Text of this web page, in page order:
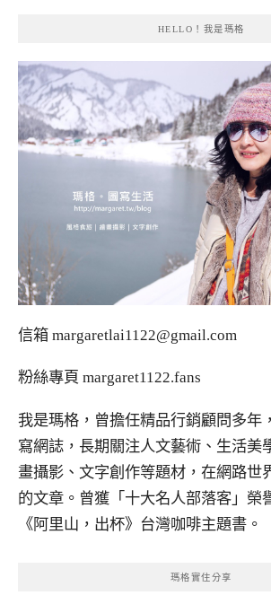
HELLO！我是瑪格
信箱 margaretlai1122@gmail.com
粉絲專頁 margaret1122.fans
我是瑪格，曾擔任精品行銷顧問多年
寫網誌，長期關注人文藝術、生活美
畫攝影、文字創作等題材，在網路世
的文章。曾獲「十大名人部落客」榮
《阿里山，出杯》台灣咖啡主題書。
瑪格實住分享